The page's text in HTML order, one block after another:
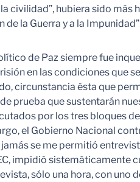
civilidad”, hubiera sido
la Guerra y a la
de Paz siempre fue
en las condiciones que
circunstancia ésta que
prueba que sustentarán
por los tres
el Gobierno Nacional
se me permitió
impidió
sólo una hora, con uno